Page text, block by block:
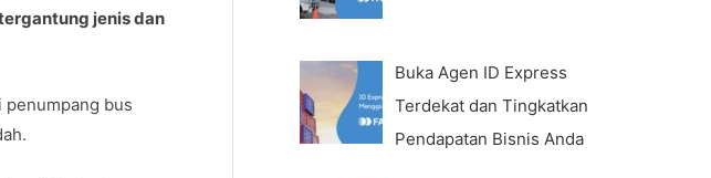
jenis dan
bus
Buka Agen ID Express
Terdekat dan Tingkatkan
Pendapatan Bisnis Anda